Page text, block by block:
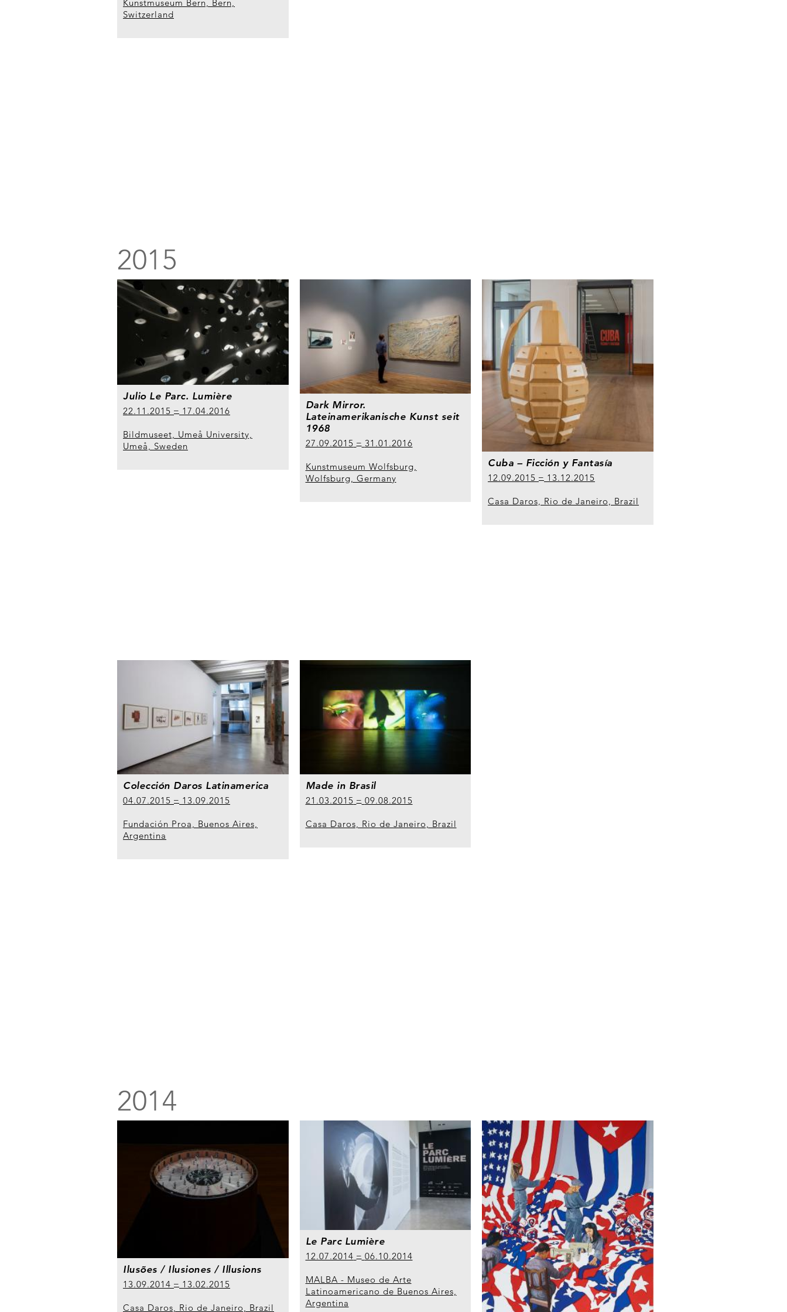
Kunstmuseum Bern, Bern,
Switzerland
2015
Julio Le Parc. Lumière
22.11.2015 17.04.2016
Bildmuseet, Umeå University,
Umeå, Sweden
Dark Mirror.
Lateinamerikanische Kunst seit
1968
27.09.2015 31.01.2016
Kunstmuseum Wolfsburg,
Wolfsburg, Germany
Cuba – Ficción y Fantasía
12.09.2015 13.12.2015
Casa Daros, Rio de Janeiro, Brazil
Colección Daros Latinamerica
04.07.2015 13.09.2015
Fundación Proa, Buenos Aires,
Argentina
Made in Brasil
21.03.2015 09.08.2015
Casa Daros, Rio de Janeiro, Brazil
2014
Ilusões / Ilusiones / Illusions
13.09.2014 13.02.2015
Casa Daros, Rio de Janeiro, Brazil
Le Parc Lumière
12.07.2014 06.10.2014
MALBA - Museo de Arte
Latinoamericano de Buenos Aires,
Argentina